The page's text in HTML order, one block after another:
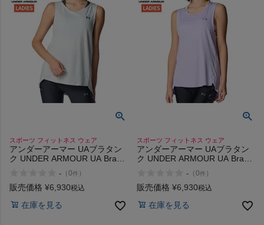
スポーツ フィットネス ウェア
アンダーアーマー UAブラタン
ク UNDER ARMOUR UA Bra
- （0件 ）
販売価格 ¥6,930税込
在庫を見る
スポーツ フィットネス ウェア
アンダーアーマー UAブラタン
ク UNDER ARMOUR UA Bra
- （0件 ）
販売価格 ¥6,930税込
在庫を見る